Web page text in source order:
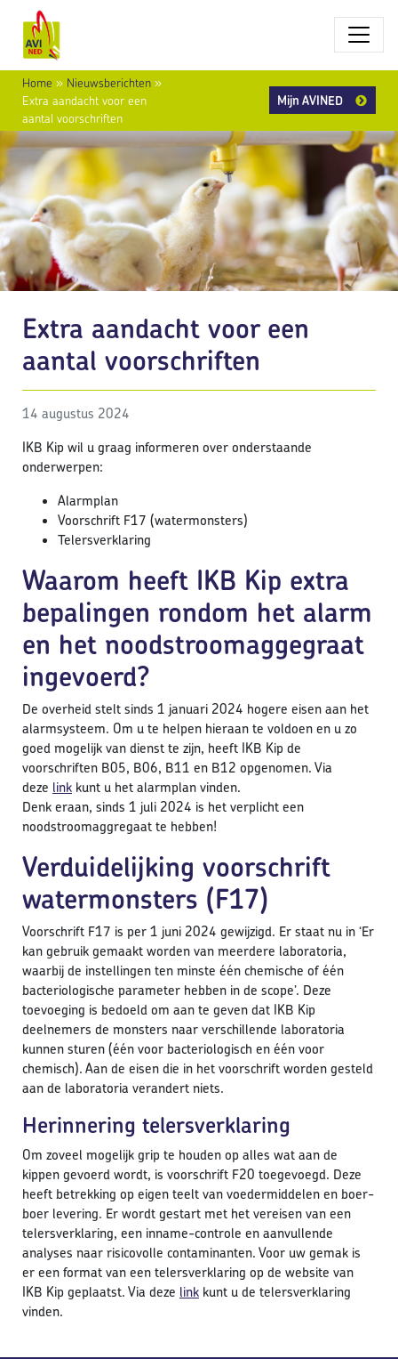
Home » Nieuwsberichten »
Extra aandacht voor een
aantal voorschriften
Mijn AVINED
Extra aandacht voor een
aantal voorschriften
14 augustus 2024
IKB Kip wil u graag informeren over onderstaande
onderwerpen:
Alarmplan
Voorschrift F17 (watermonsters)
Telersverklaring
Waarom heeft IKB Kip extra
bepalingen rondom het alarm
en het noodstroomaggegraat
ingevoerd?
De overheid stelt sinds 1 januari 2024 hogere eisen aan het
alarmsysteem. Om u te helpen hieraan te voldoen en u zo
goed mogelijk van dienst te zijn, heeft IKB Kip de
voorschriften B05, B06, B11 en B12 opgenomen. Via
deze link kunt u het alarmplan vinden.
Denk eraan, sinds 1 juli 2024 is het verplicht een
noodstroomaggregaat te hebben!
Verduidelijking voorschrift
watermonsters (F17)
Voorschrift F17 is per 1 juni 2024 gewijzigd. Er staat nu in ‘Er
kan gebruik gemaakt worden van meerdere laboratoria,
waarbij de instellingen ten minste één chemische of één
bacteriologische parameter hebben in de scope’. Deze
toevoeging is bedoeld om aan te geven dat IKB Kip
deelnemers de monsters naar verschillende laboratoria
kunnen sturen (één voor bacteriologisch en één voor
chemisch). Aan de eisen die in het voorschrift worden gesteld
aan de laboratoria verandert niets.
Herinnering telersverklaring
Om zoveel mogelijk grip te houden op alles wat aan de
kippen gevoerd wordt, is voorschrift F20 toegevoegd. Deze
heeft betrekking op eigen teelt van voedermiddelen en boer-
boer levering. Er wordt gestart met het vereisen van een
telersverklaring, een inname-controle en aanvullende
analyses naar risicovolle contaminanten. Voor uw gemak is
er een format van een telersverklaring op de website van
IKB Kip geplaatst. Via deze link kunt u de telersverklaring
vinden.